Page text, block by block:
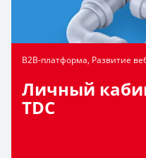
B2B-платформа, Развитие
Личный
TDC